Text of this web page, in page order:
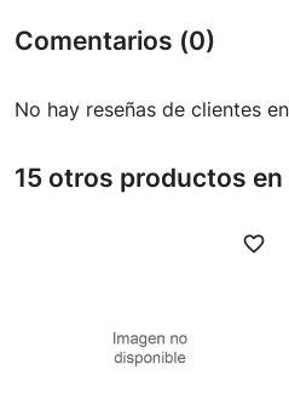
Comentarios (0)
No hay reseñas de clientes
15 otros productos
favorite_border